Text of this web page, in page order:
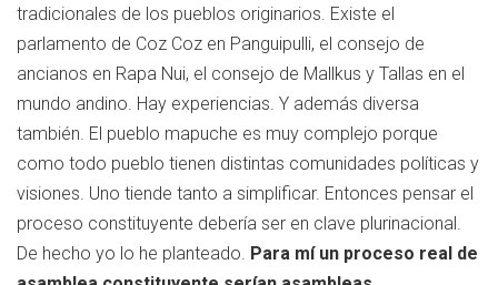
tradicionales de los pueblos originarios. Existe el
parlamento de Coz Coz en Panguipulli, el consejo de
ancianos en Rapa Nui, el consejo de Mallkus y Tallas en el
mundo andino. Hay experiencias. Y además diversa
también. El pueblo mapuche es muy complejo porque
como todo pueblo tienen distintas comunidades políticas y
visiones. Uno tiende tanto a simplificar. Entonces pensar el
proceso constituyente debería ser en clave plurinacional.
De hecho yo lo he planteado. Para mí un proceso real de